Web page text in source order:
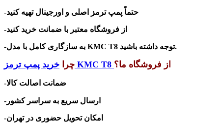
-حتماً پمپ ترمز اصلی و اورجینال تهیه کنید
-از فروشگاه معتبر با ضمانت خرید کنید
-به سازگاری کامل با مدل KMC T8 توجه داشته باشید.
چرا خرید پمپ ترمز KMC T8 از فروشگاه ما؟
-ضمانت اصالت کالا
- ارسال سریع به سراسر کشور
-امکان تحویل حضوری در تهران